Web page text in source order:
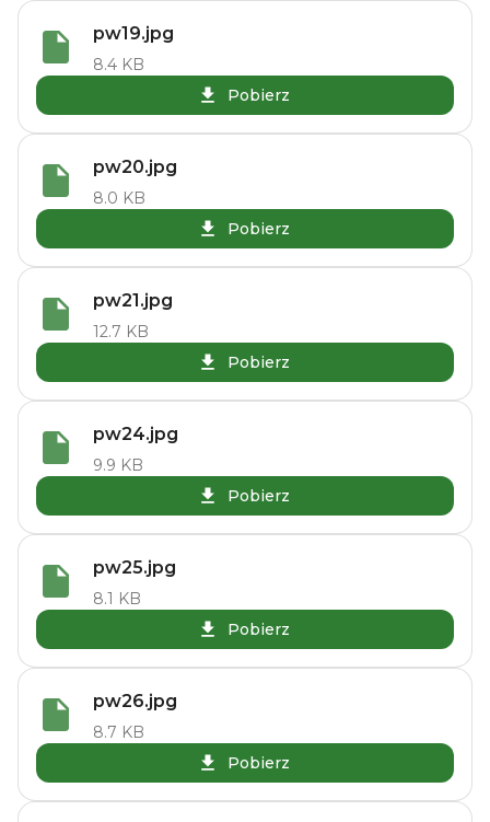
pw19.jpg
8.4 KB
Pobierz
pw20.jpg
8.0 KB
Pobierz
pw21.jpg
12.7 KB
Pobierz
pw24.jpg
9.9 KB
Pobierz
pw25.jpg
8.1 KB
Pobierz
pw26.jpg
8.7 KB
Pobierz